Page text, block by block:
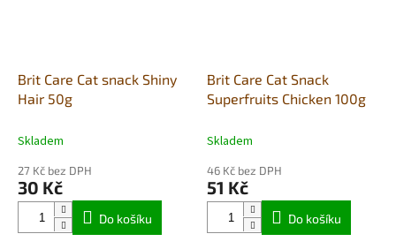
Brit Care Cat snack Shiny
Hair 50g
Skladem
27 Kč bez DPH
30 Kč
Do košíku
Brit Care Cat Snack
Superfruits Chicken 100g
Skladem
46 Kč bez DPH
51 Kč
Do košíku